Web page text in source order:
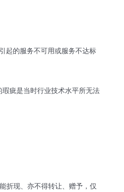
起的服务不可用或服务不达标
疵是当时行业技术水平所无法
折现、亦不得转让、赠予，仅